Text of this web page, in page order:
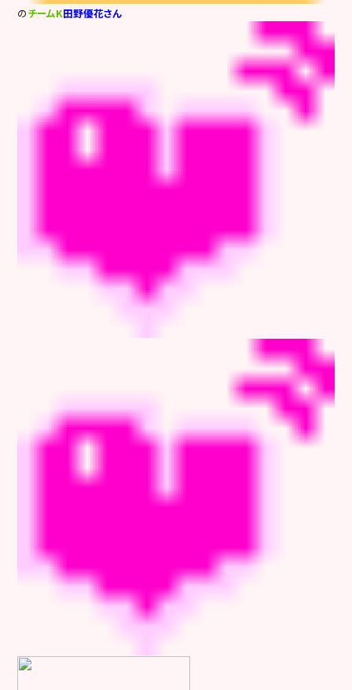
のチームK田野優花さん